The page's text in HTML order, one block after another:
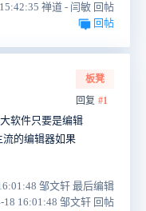
禅道 - 闫敏 回帖
回帖
板凳
回复 #1
软件只要是编辑
流的编辑器如果
邹文轩 最后编辑
18 16:01:48 邹文轩 回帖